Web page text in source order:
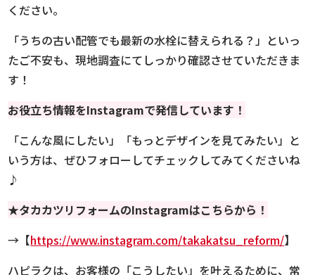
ください。
「うちの古い配管でも最新の水栓に替えられる？」といっ
たご不安も、現地調査にてしっかり確認させていただきま
す！
お役立ち情報をInstagramで発信しています！
「こんな風にしたい」「もっとデザインを見てみたい」と
いう方は、ぜひフォローしてチェックしてみてくださいね
♪
★タカカツリフォームのInstagramはこちらから！
→【https://www.instagram.com/takakatsu_reform/】
ハピラクは、お客様の「こうしたい」を叶えるために、常